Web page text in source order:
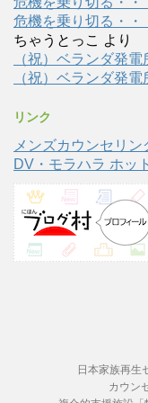
危機を乗り切る・・
ちゃうとっこ より
（祝）ベランダ発
（祝）ベランダ発
リンク
メンズカウンセリン
DV・モラハラ ホッ
日本家族再生
カウン